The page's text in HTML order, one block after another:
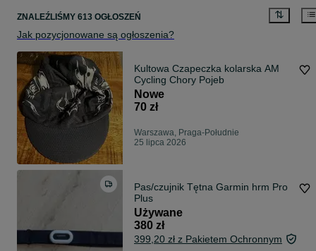
ZNALEŹLIŚMY 613 OGŁOSZEŃ
Jak pozycjonowane są ogłoszenia?
Kultowa Czapeczka kolarska AM
Cycling Chory Pojeb
Nowe
70 zł
Warszawa, Praga-Południe
25 lipca 2026
Pas/czujnik Tętna Garmin hrm Pro
Plus
Używane
380 zł
399,20 zł z Pakietem Ochronnym